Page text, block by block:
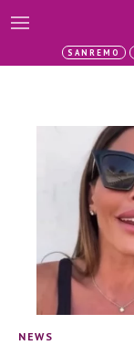
SANREMO
NEWS